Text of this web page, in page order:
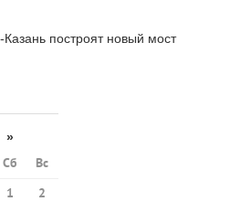
построят новый мост
»
Сб
Вс
1
2